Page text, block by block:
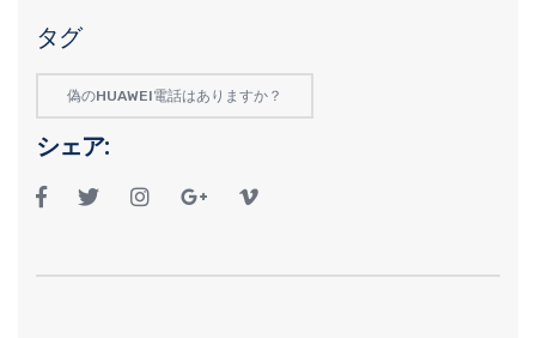
タグ
偽のHUAWEI電話はありますか？
シェア: